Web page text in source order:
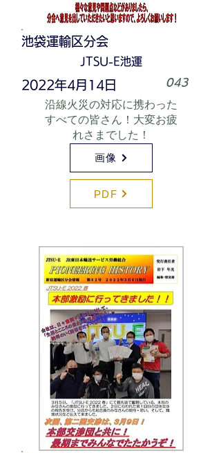
池袋運輸区分会
JTSU-E池運
2022年4月14日 043
沿線火災の対応に携わった
すべての皆さん！大変お疲
れさまでした！
画像
PDF